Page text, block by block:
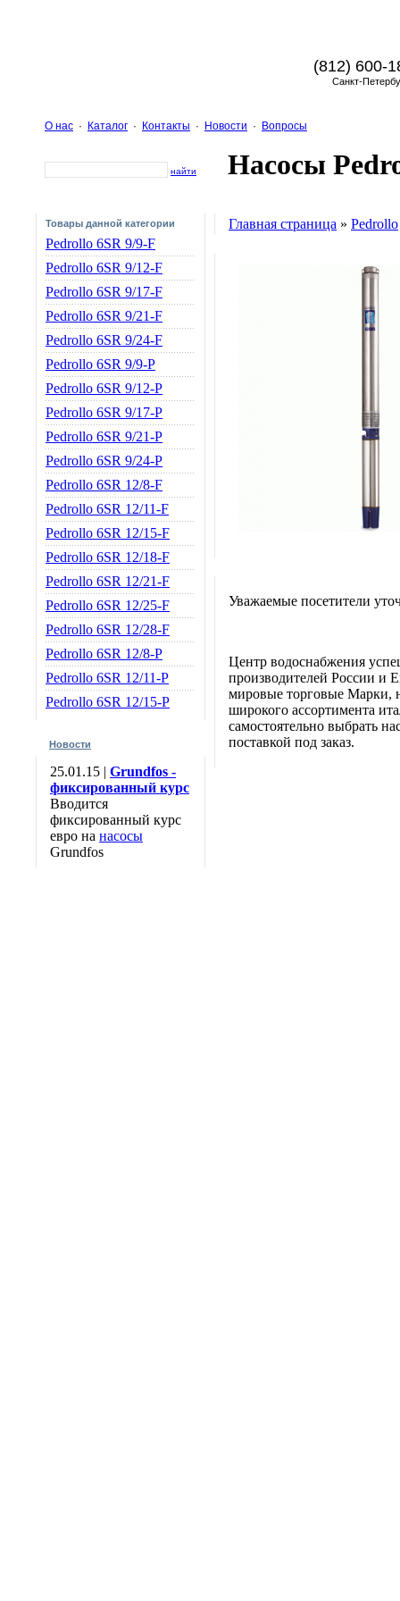
(812) 600-
Санкт-
О нас · Каталог · Контакты · Новости · Вопросы
найти Насосы
Товары данной категории
Pedrollo 6SR 9/9-F
Pedrollo 6SR 9/12-F
Pedrollo 6SR 9/17-F
Pedrollo 6SR 9/21-F
Pedrollo 6SR 9/24-F
Pedrollo 6SR 9/9-P
Pedrollo 6SR 9/12-P
Pedrollo 6SR 9/17-P
Pedrollo 6SR 9/21-P
Pedrollo 6SR 9/24-P
Pedrollo 6SR 12/8-F
Pedrollo 6SR 12/11-F
Pedrollo 6SR 12/15-F
Pedrollo 6SR 12/18-F
Pedrollo 6SR 12/21-F
Pedrollo 6SR 12/25-F
Pedrollo 6SR 12/28-F
Pedrollo 6SR 12/8-P
Pedrollo 6SR 12/11-P
Pedrollo 6SR 12/15-P
Новости
25.01.15 | Grundfos -
фиксированный курс
Вводится
фиксированный курс
евро на насосы
Grundfos
Главная страница » Pedrollo
Уважаемые посетители
Центр водоснабжения
производителей России и
мировые торговые Марки,
широкого ассортимента
самостоятельно выбрать
поставкой под заказ.